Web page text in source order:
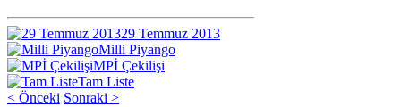
29 Temmuz 2013
Milli Piyango
MPİ Çekilişi
Tam Liste
< Önceki Sonraki >